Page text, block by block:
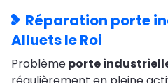
Réparation porte
Alluets le Roi
Problèmeporte